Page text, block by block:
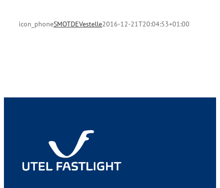
icon_phoneSMOTDEVestelle2016-12-21T20:04:53+01:00